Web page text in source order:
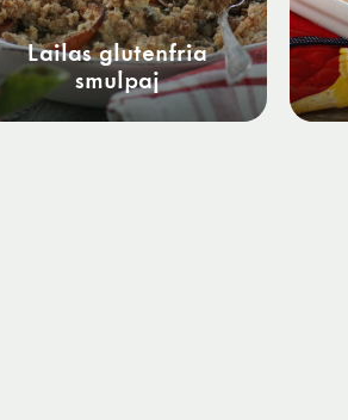
Lailas glutenfria
smulpaj